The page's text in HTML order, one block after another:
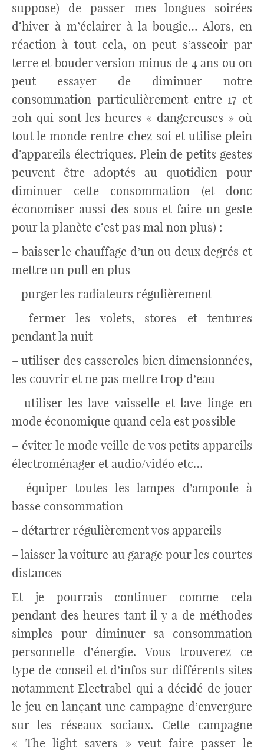
suppose) de passer mes longues soirées
d’hiver à m’éclairer à la bougie… Alors, en
réaction à tout cela, on peut s’asseoir par
terre et bouder version minus de 4 ans ou on
peut essayer de diminuer notre
consommation particulièrement entre 17 et
20h qui sont les heures « dangereuses » où
tout le monde rentre chez soi et utilise plein
d’appareils électriques. Plein de petits gestes
peuvent être adoptés au quotidien pour
diminuer cette consommation (et donc
économiser aussi des sous et faire un geste
pour la planète c’est pas mal non plus) :
– baisser le chauffage d’un ou deux degrés et
mettre un pull en plus
– purger les radiateurs régulièrement
– fermer les volets, stores et tentures
pendant la nuit
– utiliser des casseroles bien dimensionnées,
les couvrir et ne pas mettre trop d’eau
– utiliser les lave-vaisselle et lave-linge en
mode économique quand cela est possible
– éviter le mode veille de vos petits appareils
électroménager et audio/vidéo etc…
– équiper toutes les lampes d’ampoule à
basse consommation
– détartrer régulièrement vos appareils
– laisser la voiture au garage pour les courtes
distances
Et je pourrais continuer comme cela
pendant des heures tant il y a de méthodes
simples pour diminuer sa consommation
personnelle d’énergie. Vous trouverez ce
type de conseil et d’infos sur différents sites
notamment Electrabel qui a décidé de jouer
le jeu en lançant une campagne d’envergure
sur les réseaux sociaux. Cette campagne
« The light savers » veut faire passer le